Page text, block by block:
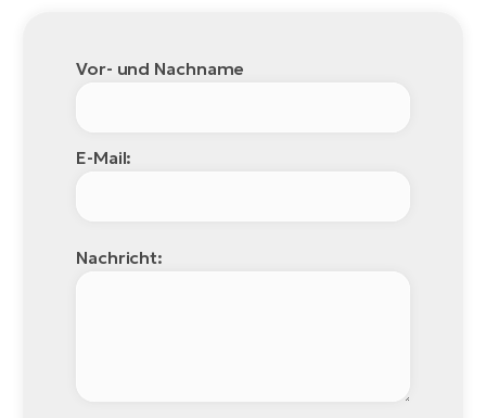
Vor- und Nachname
E-Mail:
Nachricht: